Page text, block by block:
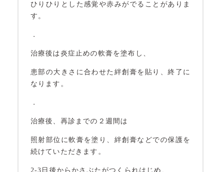
ひりひりとした感覚や赤みがでることがありま
す。
．
治療後は炎症止めの軟膏を塗布し、
患部の大きさに合わせた絆創膏を貼り、終了に
なります。
．
治療後、再診までの２週間は
照射部位に軟膏を塗り、絆創膏などでの保護を
続けていただきます。
2-3日後からかさぶたがつくられはじめ、